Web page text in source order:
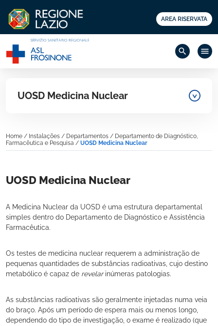
AREA RISERVATA
search menu
UOSD Medicina Nuclear
Home / Instalações / Departamentos / Departamento de Diagnóstico,
Farmacêutica e Pesquisa / UOSD Medicina Nuclear
UOSD Medicina Nuclear
A Medicina Nuclear da UOSD é uma estrutura departamental
simples dentro do Departamento de Diagnóstico e Assistência
Farmacêutica.
Os testes de medicina nuclear requerem a administração de
pequenas quantidades de substâncias radioativas, cujo destino
metabólico é capaz de revelarinúmeras patologias.
As substâncias radioativas são geralmente injetadas numa veia
do braço. Após um período de espera mais ou menos longo,
dependendo do tipo de investigação, o exame é realizado (que